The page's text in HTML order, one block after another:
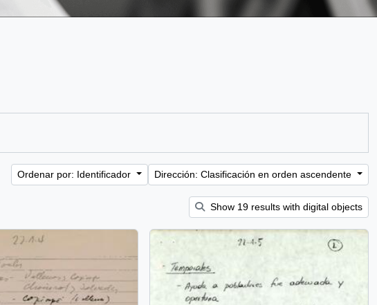
Ordenar por: Identificador Dirección: Clasificación en orden ascendente
Show 19 results with digital objects